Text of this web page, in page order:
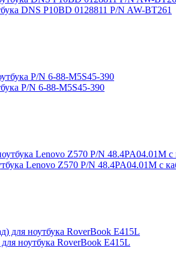
DNS P10BD 0128811 P/N AW-BT261
P/N 6-88-M5S45-390
Lenovo Z570 P/N 48.4PA04.01M с
ноутбука RoverBook E415L